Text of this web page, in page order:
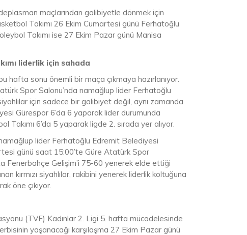
maçlarından galibiyetle dönmek için
Takımı 26 Ekim Cumartesi günü Ferhatoğlu
Takımı ise 27 Ekim Pazar günü Manisa
liderlik için sahada
hafta sonu önemli bir maça çıkmaya hazırlanıyor.
Spor Salonu’nda namağlup lider Ferhatoğlu
için sadece bir galibiyet değil, aynı zamanda
Gürespor 6’da 6 yaparak lider durumunda
6’da 5 yaparak ligde 2. sırada yer alıyor.
lider Ferhatoğlu Edremit Belediyesi
günü saat 15:00’te Güre Atatürk Spor
Fenerbahçe Gelişim’i 75-60 yenerek elde ettiği
kırmızı siyahlılar, rakibini yenerek liderlik koltuğuna
öne çıkıyor.
(TVF) Kadınlar 2. Ligi 5. hafta mücadelesinde
yaşanacağı karşılaşma 27 Ekim Pazar günü